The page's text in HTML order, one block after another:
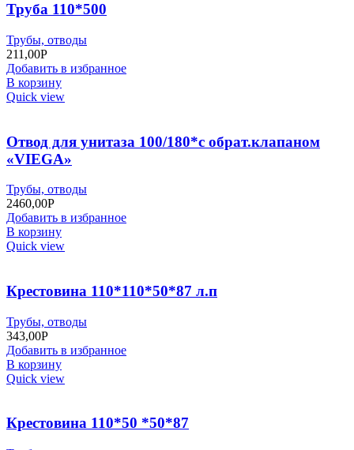
Труба 110*500
Трубы, отводы
211,00Р
Добавить в избранное
В корзину
Quick view
Отвод для унитаза 100/180*с обрат.клапаном
«VIEGA»
Трубы, отводы
2460,00Р
Добавить в избранное
В корзину
Quick view
Крестовина 110*110*50*87 л.п
Трубы, отводы
343,00Р
Добавить в избранное
В корзину
Quick view
Крестовина 110*50 *50*87